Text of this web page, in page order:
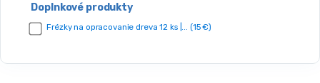
Doplnkové produkty
Frézky na opracovanie dreva 12 ks |... (15 €)